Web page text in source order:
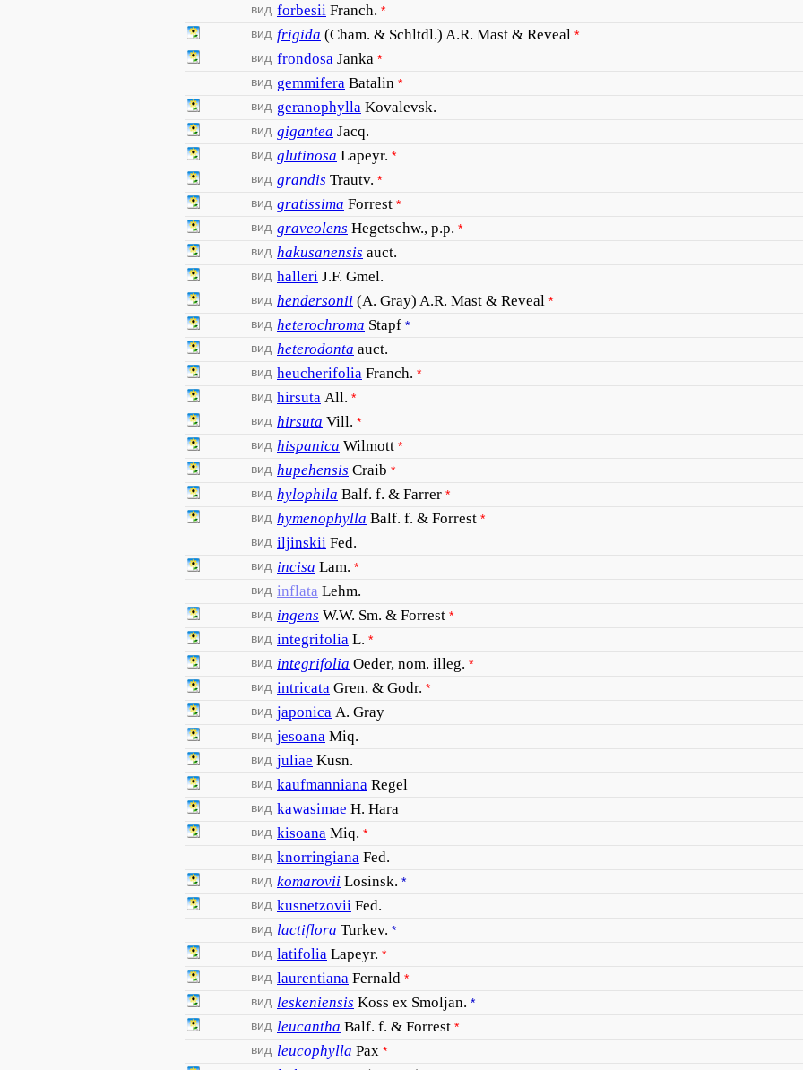
вид forbesii Franch. *
вид frigida (Cham. & Schltdl.) A.R. Mast & Reveal *
вид frondosa Janka *
вид gemmifera Batalin *
вид geranophylla Kovalevsk.
вид gigantea Jacq.
вид glutinosa Lapeyr. *
вид grandis Trautv. *
вид gratissima Forrest *
вид graveolens Hegetschw., p.p. *
вид hakusanensis auct.
вид halleri J.F. Gmel.
вид hendersonii (A. Gray) A.R. Mast & Reveal *
вид heterochroma Stapf *
вид heterodonta auct.
вид heucherifolia Franch. *
вид hirsuta All. *
вид hirsuta Vill. *
вид hispanica Wilmott *
вид hupehensis Craib *
вид hylophila Balf. f. & Farrer *
вид hymenophylla Balf. f. & Forrest *
вид iljinskii Fed.
вид incisa Lam. *
вид inflata Lehm.
вид ingens W.W. Sm. & Forrest *
вид integrifolia L. *
вид integrifolia Oeder, nom. illeg. *
вид intricata Gren. & Godr. *
вид japonica A. Gray
вид jesoana Miq.
вид juliae Kusn.
вид kaufmanniana Regel
вид kawasimae H. Hara
вид kisoana Miq. *
вид knorringiana Fed.
вид komarovii Losinsk. *
вид kusnetzovii Fed.
вид lactiflora Turkev. *
вид latifolia Lapeyr. *
вид laurentiana Fernald *
вид leskeniensis Koss ex Smoljan. *
вид leucantha Balf. f. & Forrest *
вид leucophylla Pax *